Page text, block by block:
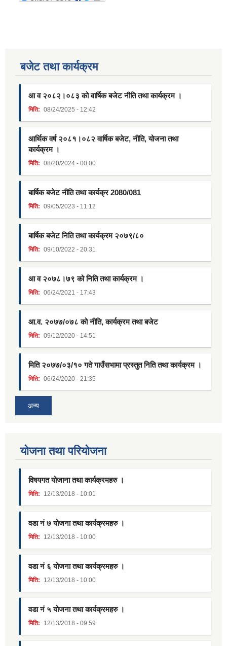
बजेट तथा कार्यक्रम
आ व २०८२।०८३ को वार्षिक बजेट नीति तथा कार्यक्रम ।
मिति: 08/24/2025 - 12:42
आर्थिक वर्ष २०८१।०८२ वार्षिक बजेट, नीति, योजना तथा
कार्यक्रम ।
मिति: 08/20/2024 - 00:00
बार्षिक बजेट नीति तथा कार्यक्र 2080/081
मिति: 09/05/2023 - 11:12
बार्षिक बजेट निति तथा कार्यक्रम २०७९/८०
मिति: 09/10/2022 - 20:31
आ व २०७८।७९ को निति तथा कार्यक्रम ।
मिति: 06/24/2021 - 17:43
आ.व. २०७७/०७८ को नीति, कार्यक्रम तथा बजेट
मिति: 09/12/2020 - 14:51
मिति २०७७/०३/१० गते गाउँसभामा प्रस्तुत निति तथा कार्यक्रम ।
मिति: 06/24/2020 - 21:35
अन्य
याेजना तथा परियाेजना
विषयगत योजाना तथा कार्यक्रमहरु ।
मिति: 12/13/2018 - 10:01
वडा नं ७ योजना तथा कार्यक्रमहरु ।
मिति: 12/13/2018 - 10:00
वडा नं ६ योजना तथा कार्यक्रमहरु ।
मिति: 12/13/2018 - 10:00
वडा नं ५ योजना तथा कार्यक्रमहरु ।
मिति: 12/13/2018 - 09:59